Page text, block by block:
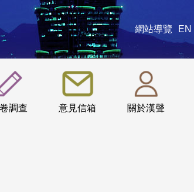
網站導覽 EN
調查 意見信箱 關於漢聲
:::